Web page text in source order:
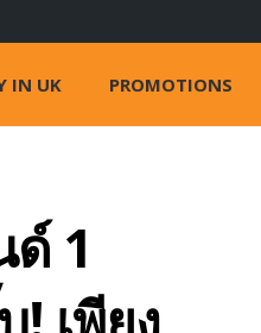
IN UK PROMOTIONS
1